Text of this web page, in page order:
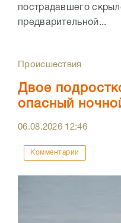
пострадавшего
предварительной...
Происшествия
Двое
опасный
06.08.2026 12:46
Комментарии